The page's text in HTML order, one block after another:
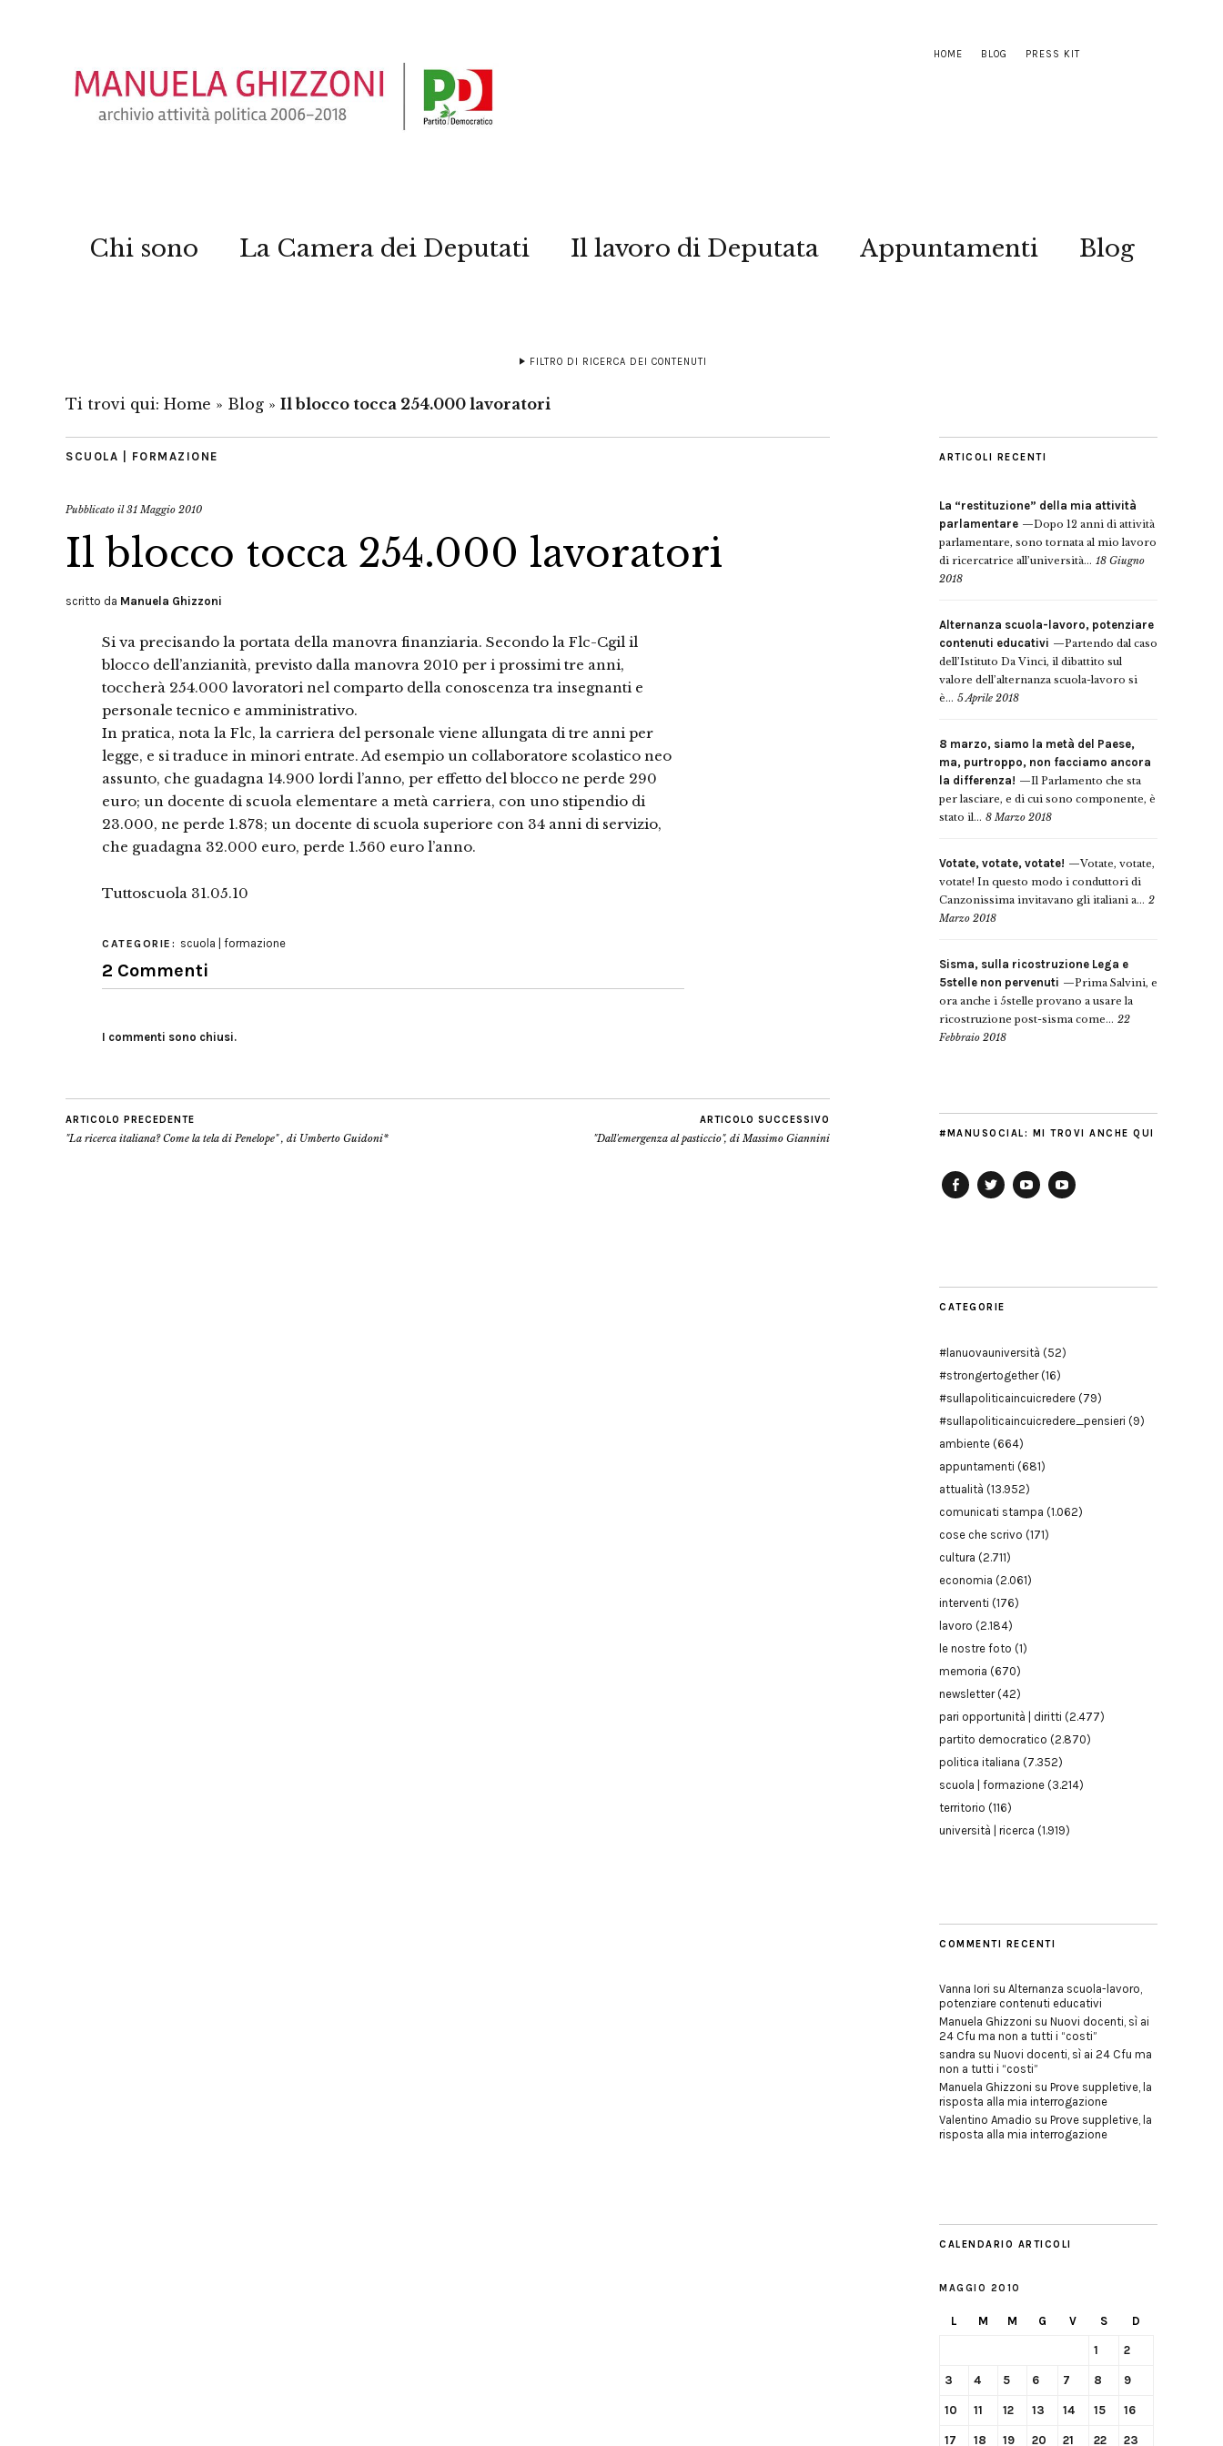
HOME BLOG PRESS KIT
Chi sono La Camera dei Deputati Il lavoro di Deputata Appuntamenti Blog
FILTRO DI RICERCA DEI CONTENUTI
Ti trovi qui: Home » Blog » Il blocco tocca 254.000 lavoratori
SCUOLA | FORMAZIONE
Pubblicato il31 Maggio 2010
Il blocco tocca 254.000 lavoratori
scritto da Manuela Ghizzoni
Si va precisando la portata della manovra finanziaria. Secondo la Flc-Cgil il
blocco dell’anzianità, previsto dalla manovra 2010 per i prossimi tre anni,
toccherà 254.000 lavoratori nel comparto della conoscenza tra insegnanti e
personale tecnico e amministrativo.
In pratica, nota la Flc, la carriera del personale viene allungata di tre anni per
legge, e si traduce in minori entrate. Ad esempio un collaboratore scolastico neo
assunto, che guadagna 14.900 lordi l’anno, per effetto del blocco ne perde 290
euro; un docente di scuola elementare a metà carriera, con uno stipendio di
23.000, ne perde 1.878; un docente di scuola superiore con 34 anni di servizio,
che guadagna 32.000 euro, perde 1.560 euro l’anno.
Tuttoscuola 31.05.10
CATEGORIE: scuola | formazione
2 Commenti
I commenti sono chiusi.
ARTICOLO PRECEDENTE
"La ricerca italiana? Come la tela di Penelope" , di Umberto Guidoni*
ARTICOLO SUCCESSIVO
"Dall'emergenza al pasticcio", di Massimo Giannini
ARTICOLI RECENTI
La “restituzione” della mia attività
parlamentare
Dopo 12 anni di attività
parlamentare, sono tornata al mio lavoro
di ricercatrice all’università... 18 Giugno
2018
Alternanza scuola-lavoro, potenziare
contenuti educativi
Partendo dal caso
dell’Istituto Da Vinci, il dibattito sul
valore dell’alternanza scuola-lavoro si
è... 5 Aprile 2018
8 marzo, siamo la metà del Paese,
ma, purtroppo, non facciamo ancora
la differenza!
Il Parlamento che sta
per lasciare, e di cui sono componente, è
stato il... 8 Marzo 2018
Votate, votate, votate!
Votate, votate,
votate! In questo modo i conduttori di
Canzonissima invitavano gli italiani a... 2
Marzo 2018
Sisma, sulla ricostruzione Lega e
5stelle non pervenuti
Prima Salvini, e
ora anche i 5stelle provano a usare la
ricostruzione post-sisma come... 22
Febbraio 2018
#MANUSOCIAL: MI TROVI ANCHE QUI
CATEGORIE
#lanuovauniversità (52)
#strongertogether(16)
#sullapoliticaincuicredere (79)
#sullapoliticaincuicredere_pensieri (9)
ambiente (664)
appuntamenti (681)
attualità (13.952)
comunicati stampa (1.062)
cose che scrivo (171)
cultura (2.711)
economia (2.061)
interventi (176)
lavoro (2.184)
le nostre foto (1)
memoria (670)
newsletter(42)
pari opportunità | diritti (2.477)
partito democratico (2.870)
politica italiana (7.352)
scuola | formazione (3.214)
territorio (116)
università | ricerca (1.919)
COMMENTI RECENTI
Vanna Iori su Alternanza scuola-lavoro,
potenziare contenuti educativi
Manuela Ghizzoni su Nuovi docenti, sì ai
24 Cfu ma non a tutti i “costi”
sandra su Nuovi docenti, sì ai 24 Cfu ma
non a tutti i “costi”
Manuela Ghizzoni su Prove suppletive, la
risposta alla mia interrogazione
Valentino Amadio su Prove suppletive, la
risposta alla mia interrogazione
CALENDARIO ARTICOLI
MAGGIO 2010
L M M G V S D
1 2
3 4 5 6 7 8 9
10 11 12 13 14 15 16
17 18 19 20 21 22 23